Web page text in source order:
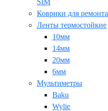
SIM
Коврики для ремонта
Ленты термостойкие
10мм
14мм
20мм
6мм
Мультиметры
Baku
Wylie